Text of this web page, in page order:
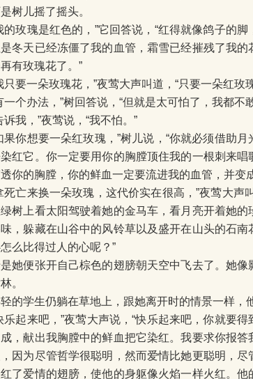
树儿摇了摇头。
的玫瑰是红色的，”它回答说，“红得就像鸽子的
冬天已经冻僵了我的血管，霜雪已经摧残了我
有玫瑰花了。”
只要一朵玫瑰花，”夜莺大声叫道，“只要一朵红
一个办法，”树回答说，“但就是太可怕了，我都不
诉我，”夜莺说，“我不怕。”
果你想要一朵红玫瑰，”树儿说，“你就必须借助
红它。你一定要用你的胸膛顶住我的一根刺来
你的胸膛，你的鲜血一定要流进我的血管，并变
死亡来换一朵玫瑰，这代价实在很高，”夜莺大声
树上看太阳驾驶着她的金马车，看月亮开着她
，躲藏在山谷中的风铃草以及盛开在山头的石
么比得过人的心呢？”
她便张开自己棕色的翅膀朝天空中飞去了。她
。
的学生仍躺在草地上，跟她离开时的情景一样，
乐起来吧，”夜莺大声说，“快乐起来吧，你就要
，献出我胸膛中的鲜血把它染红。我要求你报
因为尽管哲学很聪明，然而爱情比她更聪明，
了爱情的翅膀，使他的身躯像火焰一样火红。